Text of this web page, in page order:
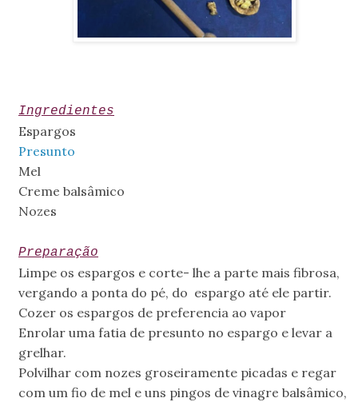
Ingredientes
Espargos
Presunto
Mel
Creme balsâmico
Nozes
Preparação
Limpe os espargos e corte- lhe a parte mais fibrosa,
vergando a ponta do pé, do espargo até ele partir.
Cozer os espargos de preferencia ao vapor
Enrolar uma fatia de presunto no espargo e levar a
grelhar.
Polvilhar com nozes groseiramente picadas e regar
com um fio de mel e uns pingos de vinagre balsâmico,